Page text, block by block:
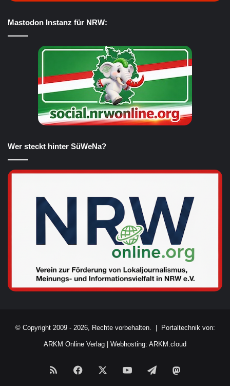
Mastodon Instanz für NRW:
Wer steckt hinter SüWeNa?
© Copyright 2009 - 2026, Rechte vorbehalten. | Portaltechnik von:
ARKM Online Verlag Webhosting: ARKM.cloud
RSS Facebook YouTubeTelegram